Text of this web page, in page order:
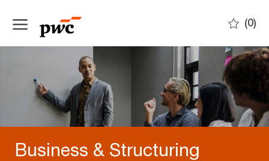
(0)
Business & Structuring